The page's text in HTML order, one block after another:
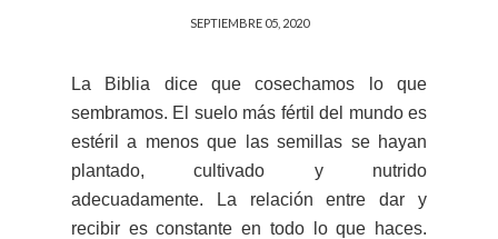
SEPTIEMBRE 05, 2020
La Biblia dice que cosechamos lo que
sembramos. El suelo más fértil del mundo es
estéril a menos que las semillas se hayan
plantado, cultivado y nutrido
adecuadamente. La relación entre dar y
recibir es constante en todo lo que haces.